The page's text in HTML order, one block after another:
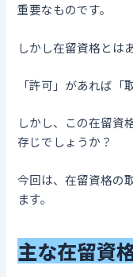
重要なものです。
しかし在留資格とは
「許可」があれば「
しかし、この在留資
存じでしょうか？
今回は、在留資格の
ます。
主な在留資